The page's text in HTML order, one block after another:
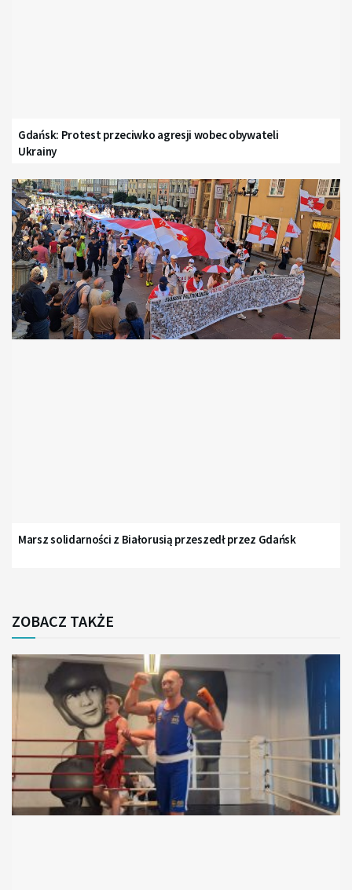
Gdańsk: Protest przeciwko agresji wobec obywateli
Ukrainy
Marsz solidarności z Białorusią przeszedł przez Gdańsk
ZOBACZ TAKŻE